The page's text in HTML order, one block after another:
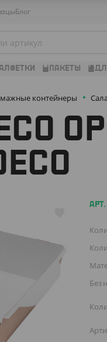
Блог
ПАКЕТЫ
контейнеры
АРТ.
Без